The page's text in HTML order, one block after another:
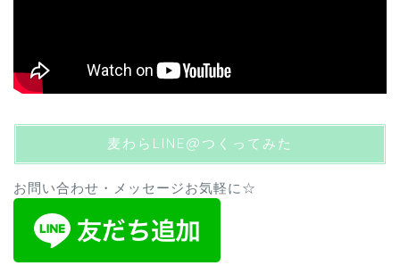
麦わらLINE@つくってみた
お問い合わせ・メッセージお気軽に☆